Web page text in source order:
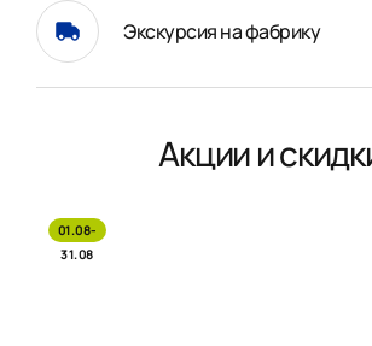
Экскурсия на фабрику
Акции и
01.08-
31.08